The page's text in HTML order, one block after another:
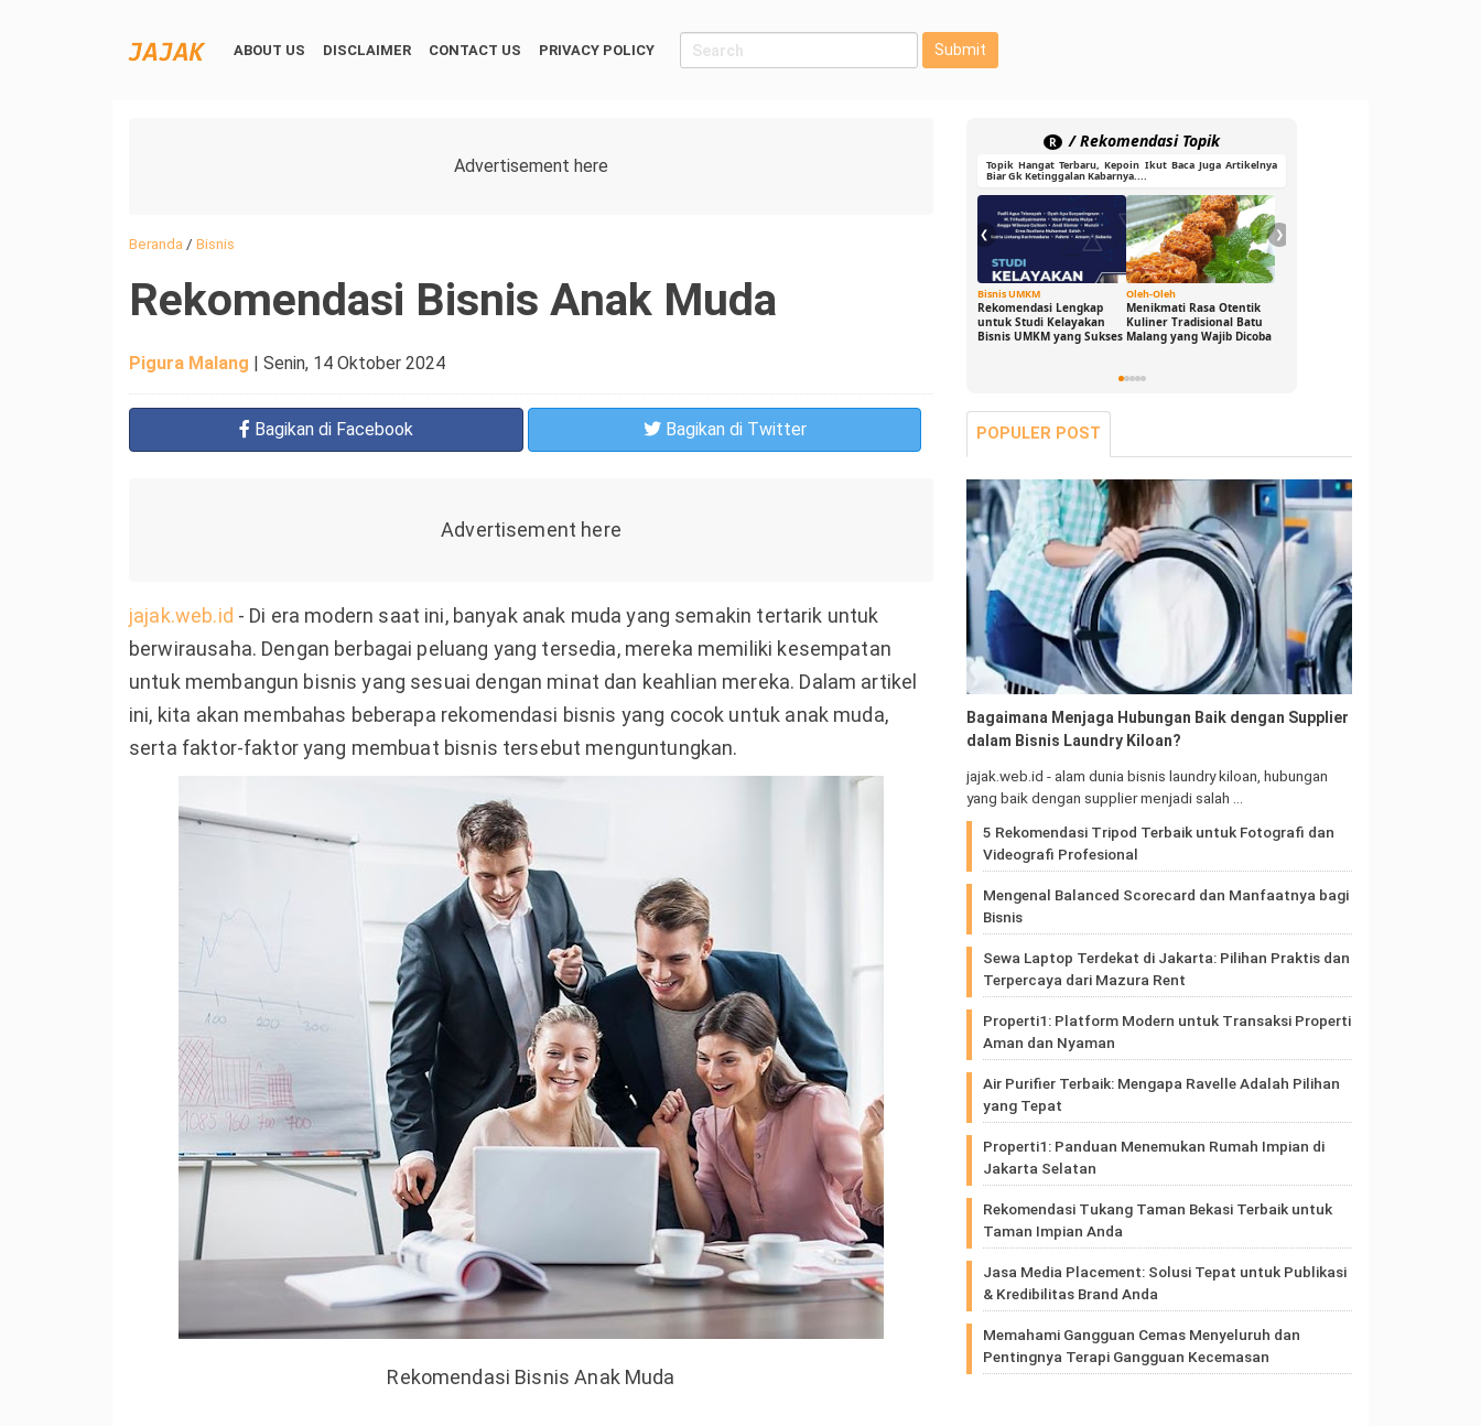
ABOUT US DISCLAIMER CONTACT US PRIVACY POLICY Submit
Beranda / Bisnis
Rekomendasi Bisnis Anak Muda
Pigura Malang | Senin, 14 Oktober 2024
Bagikan di Facebook Bagikan di Twitter
jajak.web.id - Di era modern saat ini, banyak anak muda yang semakin tertarik untuk
berwirausaha. Dengan berbagai peluang yang tersedia, mereka memiliki kesempatan
untuk membangun bisnis yang sesuai dengan minat dan keahlian mereka. Dalam artikel
ini, kita akan membahas beberapa rekomendasi bisnis yang cocok untuk anak muda,
serta faktor-faktor yang membuat bisnis tersebut menguntungkan.
Rekomendasi Bisnis Anak Muda
R / Rekomendasi Topik
Topik Hangat Terbaru, Kepoin Ikut Baca Juga Artikelnya
Biar Gk Ketinggalan Kabarnya....
Bisnis UMKM
Rekomendasi Lengkap
untuk Studi Kelayakan
Bisnis UMKM yang Sukses
Oleh-Oleh
Menikmati Rasa Otentik
Kuliner Tradisional Batu
Malang yang Wajib Dicoba
❮ ❯
POPULER POST
Bagaimana Menjaga Hubungan Baik dengan Supplier
dalam Bisnis Laundry Kiloan?
jajak.web.id - alam dunia bisnis laundry kiloan, hubungan
yang baik dengan supplier menjadi salah …
5 Rekomendasi Tripod Terbaik untuk Fotografi dan
Videografi Profesional
Mengenal Balanced Scorecard dan Manfaatnya bagi
Bisnis
Sewa Laptop Terdekat di Jakarta: Pilihan Praktis dan
Terpercaya dari Mazura Rent
Properti1: Platform Modern untuk Transaksi Properti
Aman dan Nyaman
Air Purifier Terbaik: Mengapa Ravelle Adalah Pilihan
yang Tepat
Properti1: Panduan Menemukan Rumah Impian di
Jakarta Selatan
Rekomendasi Tukang Taman Bekasi Terbaik untuk
Taman Impian Anda
Jasa Media Placement: Solusi Tepat untuk Publikasi
& Kredibilitas Brand Anda
Memahami Gangguan Cemas Menyeluruh dan
Pentingnya Terapi Gangguan Kecemasan